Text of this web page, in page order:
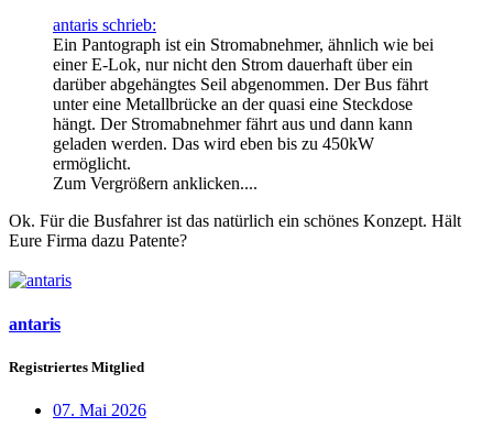
antaris schrieb:
Ein Pantograph ist ein Stromabnehmer, ähnlich wie bei
einer E-Lok, nur nicht den Strom dauerhaft über ein
darüber abgehängtes Seil abgenommen. Der Bus fährt
unter eine Metallbrücke an der quasi eine Steckdose
hängt. Der Stromabnehmer fährt aus und dann kann
geladen werden. Das wird eben bis zu 450kW
ermöglicht.
Zum Vergrößern anklicken....
Ok. Für die Busfahrer ist das natürlich ein schönes Konzept. Hält
Eure Firma dazu Patente?
antaris
Registriertes Mitglied
07. Mai 2026